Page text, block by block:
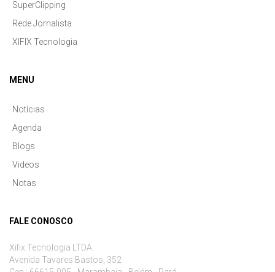
SuperClipping
Rede Jornalista
XIFIX Tecnologia
MENU
Notícias
Agenda
Blogs
Videos
Notas
FALE CONOSCO
Xifix Tecnologia LTDA.
Avenida Tavares Bastos, 352